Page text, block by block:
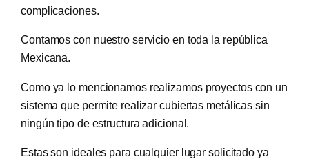
complicaciones.
Contamos con nuestro servicio en toda la república
Mexicana.
Como ya lo mencionamos realizamos proyectos con un
sistema que permite realizar cubiertas metálicas sin
ningún tipo de estructura adicional.
Estas son ideales para cualquier lugar solicitado ya